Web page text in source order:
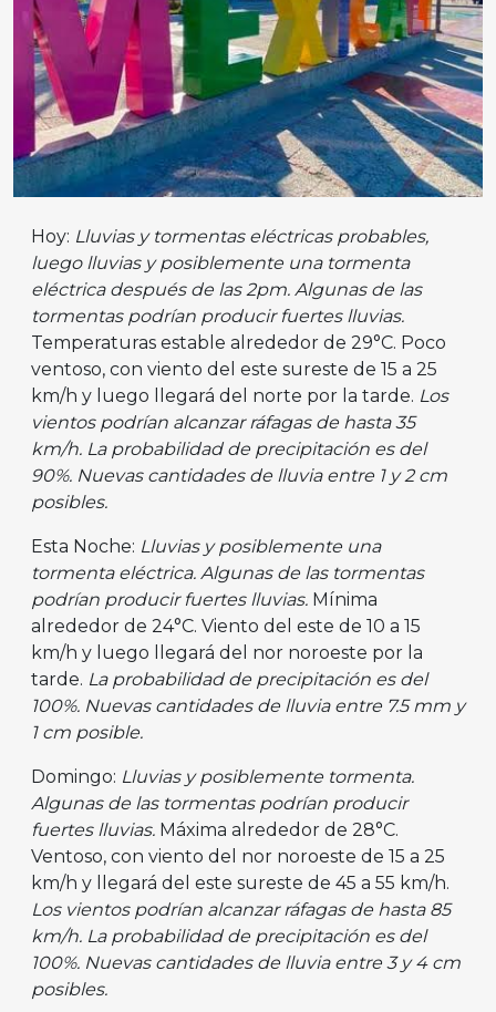
Hoy: Lluvias y tormentas eléctricas probables,
luego lluvias y posiblemente una tormenta
eléctrica después de las 2pm. Algunas de las
tormentas podrían producir fuertes lluvias.
Temperaturas estable alrededor de 29°C. Poco
ventoso, con viento del este sureste de 15 a 25
km/h y luego llegará del norte por la tarde. Los
vientos podrían alcanzar ráfagas de hasta 35
km/h. La probabilidad de precipitación es del
90%. Nuevas cantidades de lluvia entre 1 y 2 cm
posibles.
Esta Noche: Lluvias y posiblemente una
tormenta eléctrica. Algunas de las tormentas
podrían producir fuertes lluvias. Mínima
alrededor de 24°C. Viento del este de 10 a 15
km/h y luego llegará del nor noroeste por la
tarde. La probabilidad de precipitación es del
100%. Nuevas cantidades de lluvia entre 7.5 mm y
1 cm posible.
Domingo: Lluvias y posiblemente tormenta.
Algunas de las tormentas podrían producir
fuertes lluvias. Máxima alrededor de 28°C.
Ventoso, con viento del nor noroeste de 15 a 25
km/h y llegará del este sureste de 45 a 55 km/h.
Los vientos podrían alcanzar ráfagas de hasta 85
km/h. La probabilidad de precipitación es del
100%. Nuevas cantidades de lluvia entre 3 y 4 cm
posibles.